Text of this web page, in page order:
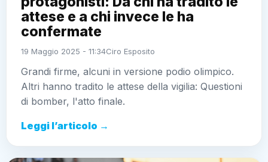
attese e a chi invece le ha
confermate
19 Maggio 2025 - 11:34Ciro Esposito
Grandi firme, alcuni in versione podio olimpico.
Altri hanno tradito le attese della vigilia: Questioni
di bomber, l'atto finale.
Leggi l’articolo →